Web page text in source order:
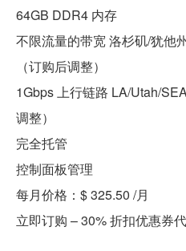
64GB DDR4 内存
不限流量的带宽 洛杉矶/犹他
（订购后调整）
1Gbps 上行链路 LA/Utah/
调整）
完全托管
控制面板管理
每月价格：$ 325.50 /月
立即订购 – 30% 折扣优惠券